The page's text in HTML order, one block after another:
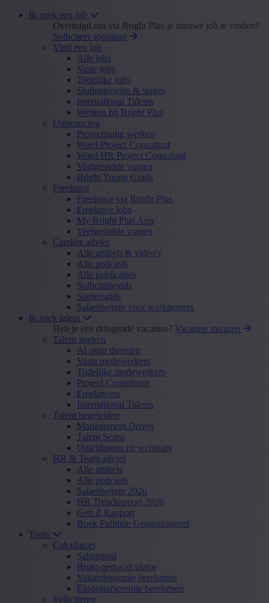
Ik zoek een job
Overtuigd om via Bright Plus je nieuwe job te vinden?
Solliciteer spontaan
Vind een job
Alle jobs
Vaste jobs
Tijdelijke jobs
Studentenjobs & stages
International Talents
Werken bij Bright Plus
Outsourcing
Projectmatig werken
Word Project Consultant
Word HR Project Consultant
Veelgestelde vragen
Bright Young Grads
Freelance
Freelance via Bright Plus
Freelance jobs
My Bright Plus App
Veelgestelde vragen
Carrière advies
Alle artikels & video's
Alle podcasts
Alle publicaties
Sollicitatiegids
Startersgids
Salariswijzer voor werknemers
Ik zoek talent
Heb je een dringende vacature? Vacature insturen
Talent zoeken
Al onze diensten
Vaste medewerkers
Tijdelijke medewerkers
Project Consultants
Freelancers
International Talents
Talent begeleiden
Management Drives
Talent Scans
Opleidingen en webinars
HR & Team advies
Alle artikels
Alle podcasts
Salariswijzer 2026
HR Trendrapport 2026
Gen Z Rapport
Boek Fulltime Gepassioneerd
Tools
Calculators
Salaristool
Bruto-nettocalculator
Vakantiepremie berekenen
Eindejaarspremie berekenen
Solliciteren